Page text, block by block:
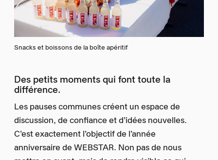
Snacks et boissons de la boîte apéritif
Des petits moments qui font toute la
différence.
Les pauses communes créent un espace de
discussion, de confiance et d’idées nouvelles.
C’est exactement l’objectif de l’année
anniversaire de WEBSTAR. Non pas de nous